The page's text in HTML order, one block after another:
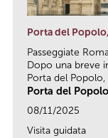
Porta del
Passeggiate
Dopo una breve
Porta del Popolo,
Porta del Popolo
08/11/2025
Visita guidata